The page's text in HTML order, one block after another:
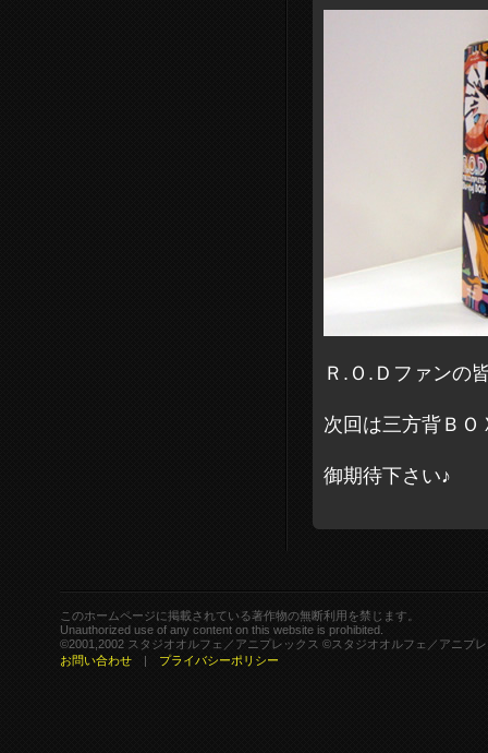
Ｒ.Ｏ.Ｄファンの
次回は三方背Ｂ
御期待下さい♪
このホームページに掲載されている著作物の無断利用を禁じます。
Unauthorized use of any content on this website is prohibited.
©2001,2002 スタジオオルフェ／アニプレックス ©スタジオオルフェ／アニプ
お問い合わせ | プライバシーポリシー